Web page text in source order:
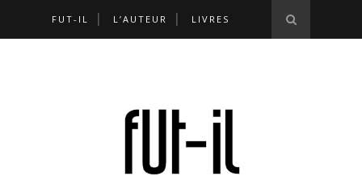
FUT-IL L’AUTEUR LIVRES